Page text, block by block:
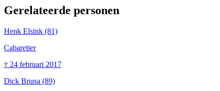
Gerelateerde personen
Henk Elsink (81)
Cabaretier
† 24 februari 2017
Dick Bruna (89)